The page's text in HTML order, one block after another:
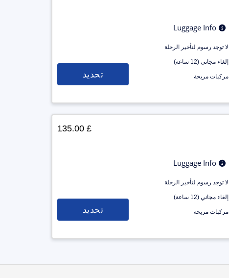
Luggage Info
لا توجد رسوم لتأخير الرحلة
إلغاء مجاني (12 ساعة)
مركبات مريحة تحديد
Luggage Info
لا توجد رسوم لتأخير الرحلة
إلغاء مجاني (12 ساعة)
مركبات مريحة
£ 135.00
تحديد